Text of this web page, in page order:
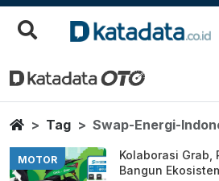
Swap Energi
Berita Terbaru
HomeTag Swap-Energi-
MOTOR
Kolaborasi Grab,
Bangun